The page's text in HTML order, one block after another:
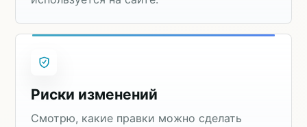
Риски изменений
Смотрю, какие правки можно сделать